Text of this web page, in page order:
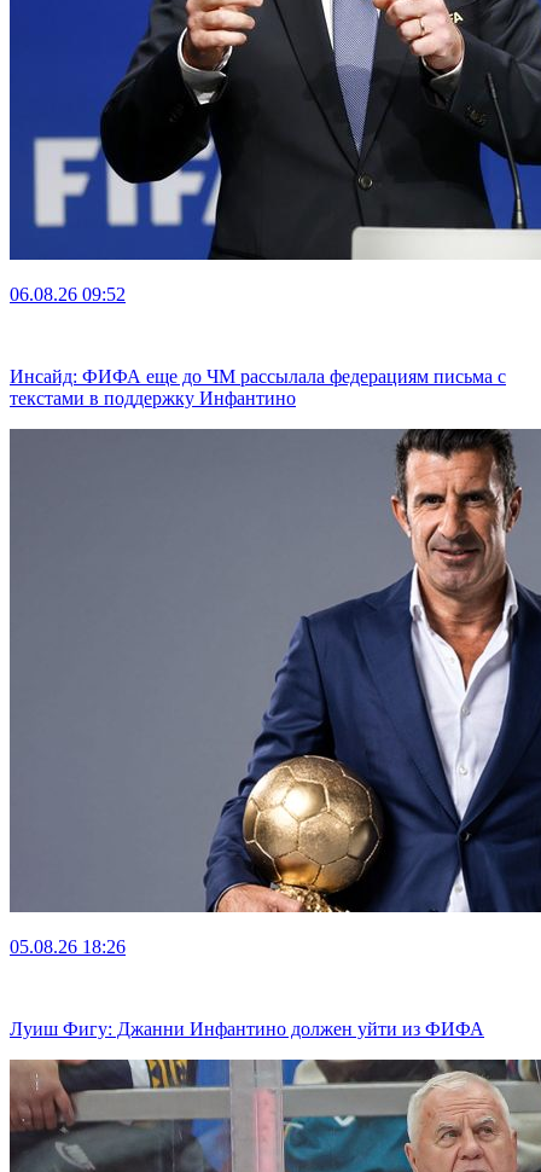
06.08.26 09:52
Инсайд: ФИФА еще до ЧМ рассылала федерациям письма с
текстами в поддержку Инфантино
05.08.26 18:26
Луиш Фигу: Джанни Инфантино должен уйти из ФИФА